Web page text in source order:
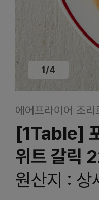
1/4
에어프라이어 조리
[1Table]
위트 갈릭
원산지 : 상